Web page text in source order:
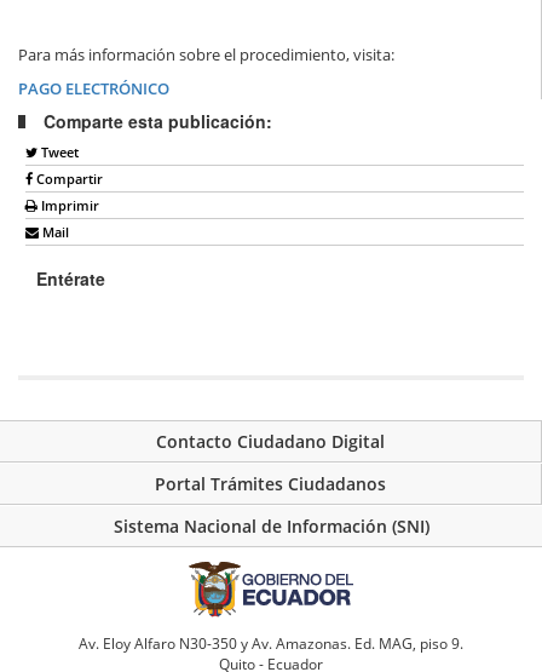
Para más información sobre el procedimiento, visita:
PAGO ELECTRÓNICO
Comparte esta publicación:
Tweet
Compartir
Imprimir
Mail
Entérate
Contacto Ciudadano Digital
Portal Trámites Ciudadanos
Sistema Nacional de Información (SNI)
Av. Eloy Alfaro N30-350 y Av. Amazonas. Ed. MAG, piso 9.
Quito - Ecuador